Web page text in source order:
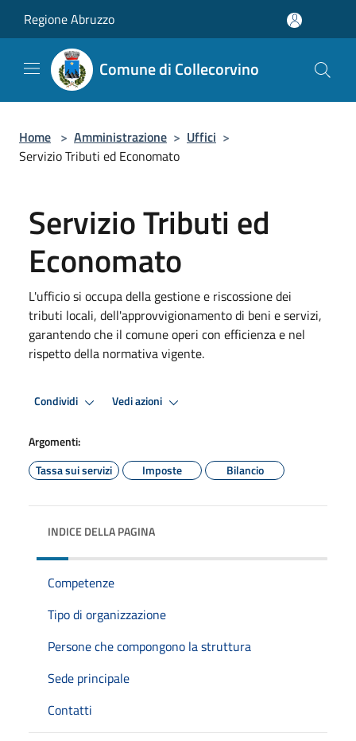
Regione Abruzzo
Comune di Collecorvino
Home > Amministrazione > Uffici >
Servizio Tributi ed Economato
Servizio Tributi ed
Economato
L'ufficio si occupa della gestione e riscossione dei
tributi locali, dell'approvvigionamento di beni e servizi,
garantendo che il comune operi con efficienza e nel
rispetto della normativa vigente.
Condividi Vedi azioni
Argomenti:
Tassa sui servizi
Imposte Bilancio
INDICE DELLA PAGINA
Competenze
Tipo di organizzazione
Persone che compongono la struttura
Sede principale
Contatti